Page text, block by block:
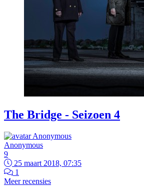
The Bridge - Seizoen 4
Anonymous
9
25 maart 2018, 07:35
1
Meer recensies